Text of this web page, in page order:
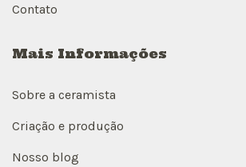
Contato
Mais Informações
Sobre a ceramista
Criação e produção
Nosso blog